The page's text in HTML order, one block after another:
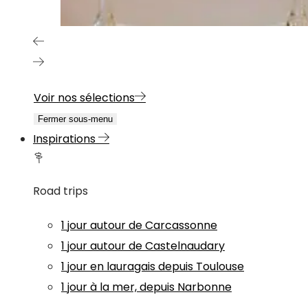
Voir nos sélections
Fermer sous-menu
Inspirations
Road trips
1 jour autour de Carcassonne
1 jour autour de Castelnaudary
1 jour en lauragais depuis Toulouse
1 jour à la mer, depuis Narbonne